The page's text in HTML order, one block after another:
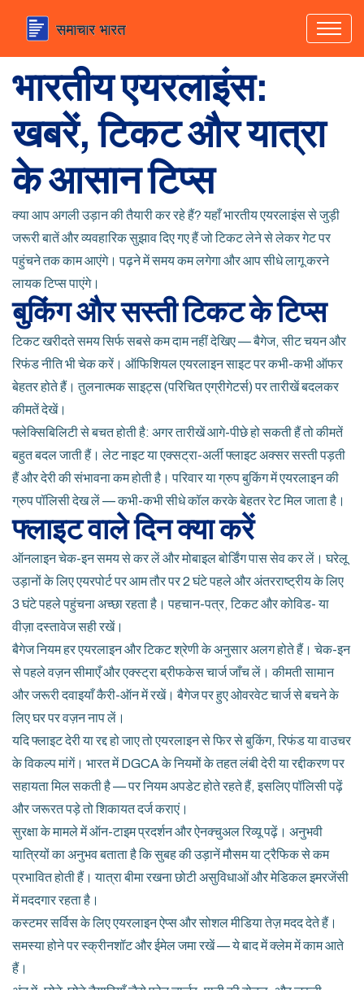
भारतीय एयरलाइंस:
खबरें, टिकट और यात्रा
के आसान टिप्स
क्या आप अगली उड़ान की तैयारी कर रहे हैं? यहाँ भारतीय एयरलाइंस से जुड़ी
जरूरी बातें और व्यवहारिक सुझाव दिए गए हैं जो टिकट लेने से लेकर गेट पर
पहुंचने तक काम आएंगे। पढ़ने में समय कम लगेगा और आप सीधे लागू करने
लायक टिप्स पाएंगे।
बुकिंग और सस्ती टिकट के टिप्स
टिकट खरीदते समय सिर्फ सबसे कम दाम नहीं देखिए — बैगेज, सीट चयन और
रिफंड नीति भी चेक करें। ऑफिशियल एयरलाइन साइट पर कभी-कभी ऑफर
बेहतर होते हैं। तुलनात्मक साइट्स (परिचित एग्रीगेटर्स) पर तारीखें बदलकर
कीमतें देखें।
फ्लेक्सिबिलिटी से बचत होती है: अगर तारीखें आगे-पीछे हो सकती हैं तो कीमतें
बहुत बदल जाती हैं। लेट नाइट या एक्सट्रा-अर्ली फ्लाइट अक्सर सस्ती पड़ती
हैं और देरी की संभावना कम होती है। परिवार या ग्रुप बुकिंग में एयरलाइन की
ग्रुप पॉलिसी देख लें — कभी-कभी सीधे कॉल करके बेहतर रेट मिल जाता है।
फ्लाइट वाले दिन क्या करें
ऑनलाइन चेक-इन समय से कर लें और मोबाइल बोर्डिंग पास सेव कर लें। घरेलू
उड़ानों के लिए एयरपोर्ट पर आम तौर पर 2 घंटे पहले और अंतरराष्ट्रीय के लिए
3 घंटे पहले पहुंचना अच्छा रहता है। पहचान-पत्र, टिकट और कोविड- या
वीज़ा दस्तावेज सही रखें।
बैगेज नियम हर एयरलाइन और टिकट श्रेणी के अनुसार अलग होते हैं। चेक-इन
से पहले वज़न सीमाएँ और एक्स्ट्रा ब्रीफकेस चार्ज जाँच लें। कीमती सामान
और जरूरी दवाइयाँ कैरी-ऑन में रखें। बैगेज पर हुए ओवरवेट चार्ज से बचने के
लिए घर पर वज़न नाप लें।
यदि फ्लाइट देरी या रद्द हो जाए तो एयरलाइन से फिर से बुकिंग, रिफंड या वाउचर
के विकल्प मांगें। भारत में DGCA के नियमों के तहत लंबी देरी या रद्दीकरण पर
सहायता मिल सकती है — पर नियम अपडेट होते रहते हैं, इसलिए पॉलिसी पढ़ें
और जरूरत पड़े तो शिकायत दर्ज कराएं।
सुरक्षा के मामले में ऑन-टाइम प्रदर्शन और ऐनक्चुअल रिव्यू पढ़ें। अनुभवी
यात्रियों का अनुभव बताता है कि सुबह की उड़ानें मौसम या ट्रैफिक से कम
प्रभावित होती हैं। यात्रा बीमा रखना छोटी असुविधाओं और मेडिकल इमरजेंसी
में मददगार रहता है।
कस्टमर सर्विस के लिए एयरलाइन ऐप्स और सोशल मीडिया तेज़ मदद देते हैं।
समस्या होने पर स्क्रीनशॉट और ईमेल जमा रखें — ये बाद में क्लेम में काम आते
हैं।